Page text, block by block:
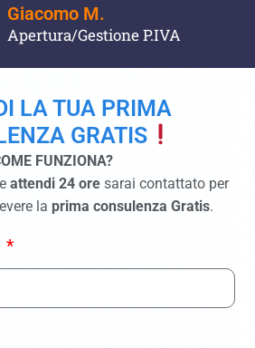
Giacomo M.
Apertura/Gestione P.IVA
LA TUA PRIMA
GRATIS
FUNZIONA?
attendi 24 ore sarai contattato per
la prima consulenza Gratis.